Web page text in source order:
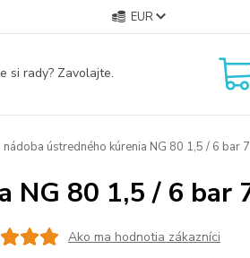
EUR
si rady? Zavolajte.
ústredného kúrenia NG 80 1,5 / 6 bar
NG 80 1,5 / 6 bar
Ako ma hodnotia zákazníci